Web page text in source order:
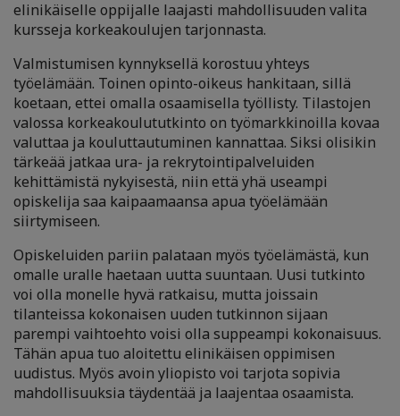
elinikäiselle oppijalle laajasti mahdollisuuden valita
kursseja korkeakoulujen tarjonnasta.
Valmistumisen kynnyksellä korostuu yhteys
työelämään. Toinen opinto-oikeus hankitaan, sillä
koetaan, ettei omalla osaamisella työllisty. Tilastojen
valossa korkeakoulututkinto on työmarkkinoilla kovaa
valuttaa ja kouluttautuminen kannattaa. Siksi olisikin
tärkeää jatkaa ura- ja rekrytointipalveluiden
kehittämistä nykyisestä, niin että yhä useampi
opiskelija saa kaipaamaansa apua työelämään
siirtymiseen.
Opiskeluiden pariin palataan myös työelämästä, kun
omalle uralle haetaan uutta suuntaan. Uusi tutkinto
voi olla monelle hyvä ratkaisu, mutta joissain
tilanteissa kokonaisen uuden tutkinnon sijaan
parempi vaihtoehto voisi olla suppeampi kokonaisuus.
Tähän apua tuo aloitettu elinikäisen oppimisen
uudistus. Myös avoin yliopisto voi tarjota sopivia
mahdollisuuksia täydentää ja laajentaa osaamista.